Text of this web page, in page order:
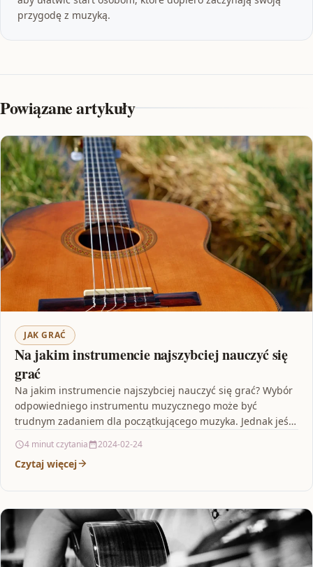
przygodę z muzyką.
Powiązane artykuły
JAK GRAĆ
Na jakim instrumencie najszybciej nauczyć się
grać
Na jakim instrumencie najszybciej nauczyć się grać? Wybór
odpowiedniego instrumentu muzycznego może być
trudnym zadaniem dla początkującego muzyka. Jednak jeśli
4 minut czytania 2024-02-24
Czytaj więcej